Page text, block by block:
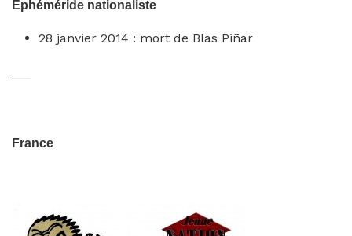
Éphéméride nationaliste
28 janvier 2014 : mort de Blas Piñar
—–
France